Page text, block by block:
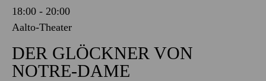
18:00 - 20:00
Aalto-Theater
DER GLÖCKNER­ VON
NOTRE-DAME